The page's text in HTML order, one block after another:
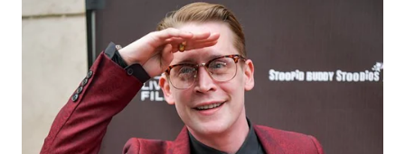
PRIANGAN
WN
SEMARANG